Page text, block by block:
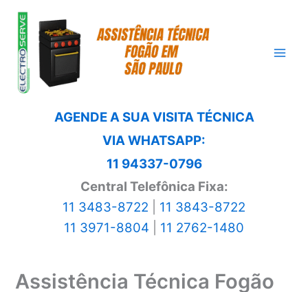
para
conteúdo
AGENDE A SUA VISITA TÉCNICA
VIA WHATSAPP:
11 94337-0796
Central Telefônica Fixa:
11 3483-8722
11 3843-8722
11 3971-8804
11 2762-1480
Assistência Técnica Fogão